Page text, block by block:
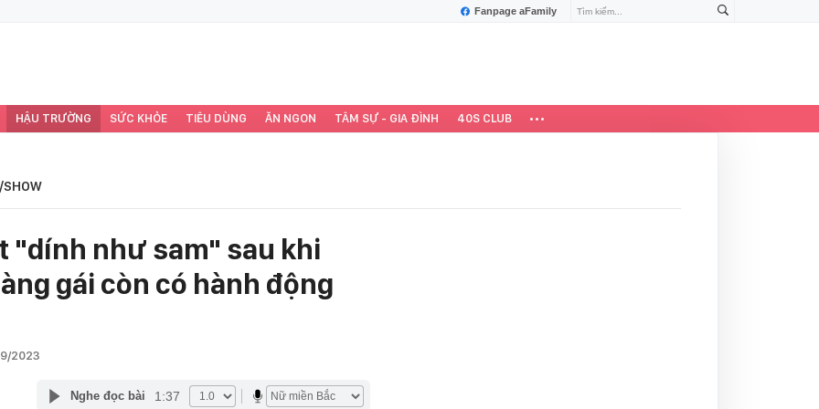
Fanpage aFamily
HẬU TRƯỜNG SỨC KHỎE TIÊU DÙNG ĂN NGON TÂM SỰ - GIA ĐÌNH 40S CLUB
"dính như sam" sau khi
gái còn có hành động
2023
Nghe đọc bài 1:37